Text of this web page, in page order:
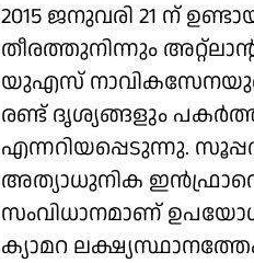
2015 ജനുവരി 21 ന്
തീരത്തുനിന്നും
യുഎസ് നാവികസേനയുടെ
രണ്ട് ദൃശ്യങ്ങളും
എന്നറിയപ്പെടുന്നു. സൂപ്പര്‍
അത്യാധുനിക
സംവിധാനമാണ്
ക്യാമറ